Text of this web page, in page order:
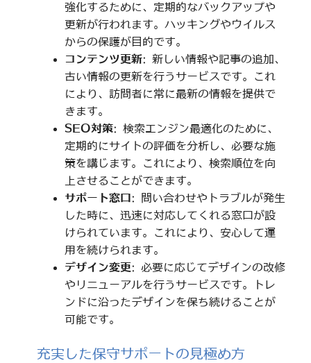
強化するために、定期的なバックアップや
更新が行われます。ハッキングやウイルス
からの保護が目的です。
コンテンツ更新: 新しい情報や記事の追加、
古い情報の更新を行うサービスです。これ
により、訪問者に常に最新の情報を提供で
きます。
SEO対策: 検索エンジン最適化のために、
定期的にサイトの評価を分析し、必要な施
策を講じます。これにより、検索順位を向
上させることができます。
サポート窓口 : 問い合わせやトラブルが発生
した時に、迅速に対応してくれる窓口が設
けられています。これにより、安心して運
用を続けられます。
デザイン変更: 必要に応じてデザインの改修
やリニューアルを行うサービスです。トレ
ンドに沿ったデザインを保ち続けることが
可能です。
充実した保守サポートの見極め方